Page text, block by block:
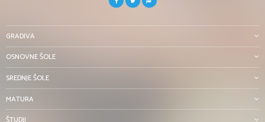
GRADIVA
OSNOVNE ŠOLE
SREDNJE ŠOLE
MATURA